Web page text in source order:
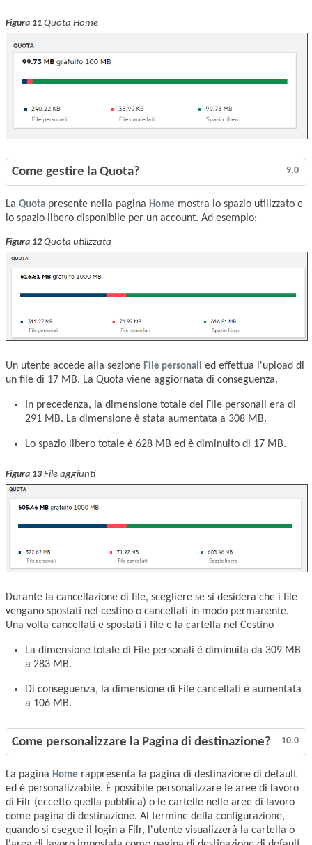
Figura 11 Quota Home
9.0
Come gestire la Quota?
La Quota presente nella pagina Home mostra lo spazio utilizzato e
lo spazio libero disponibile per un account. Ad esempio:
Figura 12 Quota utilizzata
Un utente accede alla sezione File personali ed effettua l'upload di
un file di 17 MB. La Quota viene aggiornata di conseguenza.
In precedenza, la dimensione totale dei File personali era di
291 MB. La dimensione è stata aumentata a 308 MB.
Lo spazio libero totale è 628 MB ed è diminuito di 17 MB.
Figura 13 File aggiunti
Durante la cancellazione di file, scegliere se si desidera che i file
vengano spostati nel cestino o cancellati in modo permanente.
Una volta cancellati e spostati i file e la cartella nel Cestino
La dimensione totale di File personali è diminuita da 309 MB
a 283 MB.
Di conseguenza, la dimensione di File cancellati è aumentata
a 106 MB.
10.0
Come personalizzare la Pagina di destinazione?
La pagina Home rappresenta la pagina di destinazione di default
ed è personalizzabile. È possibile personalizzare le aree di lavoro
di Filr (eccetto quella pubblica) o le cartelle nelle aree di lavoro
come pagina di destinazione. Al termine della configurazione,
quando si esegue il login a Filr, l'utente visualizzerà la cartella o